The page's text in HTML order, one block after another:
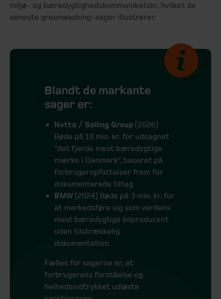
miljø- og bæredygtighedskommunikation, hvilket de
seneste greenwashing-sager illustrerer.
Blandt de markante
sager er:
Netto / Salling Group (2026)
Bøde på 10 mio. kr. for udsagnet
”det fjerde mest bæredygtige
mærke i Danmark”, baseret på
forbrugeropfattelser frem for
dokumenterede tiltag
BMW (2024) Bøde på 3 mio. kr. for
at markedsføre sig som verdens
mest bæredygtige bilproducent
uden tilstrækkelig
dokumentation.
Fælles for sagerne er, at
forbrugerens forståelse og
helhedsindtrykket udløste